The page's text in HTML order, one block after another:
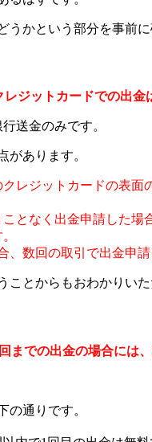
かという部分を事前に
ジットカードでの出金
送金のみです。
があります。
レジットカードの表
となく出金申請した
数回の取引で出金申
とからもおわかりい
までの出金の場合には
の通りです。